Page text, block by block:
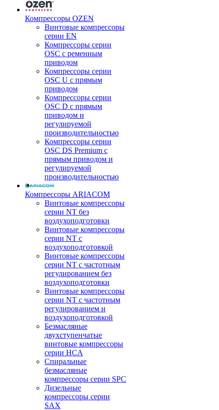
Компрессоры OZEN
Винтовые компрессоры
серии EN
Компрессоры серии
OSC с ременным
приводом
Компрессоры серии
OSC U с прямым
приводом
Компрессоры серии
OSC D с прямым
приводом и
регулируемой
производительностью
Компрессоры серии
OSC DS Premium с
прямым приводом и
регулируемой
производительностью
Компрессоры ARIACOM
Винтовые компрессоры
серии NT без
воздухоподготовки
Винтовые компрессоры
серии NT c
воздухоподготовкой
Винтовые компрессоры
серии NT с частотным
регулированием без
воздухоподготовки
Винтовые компрессоры
серии NT с частотным
регулированием и
воздухоподготовкой
Безмасляные
двухступенчатые
винтовые компрессоры
серии HCA
Спиральные
безмасляные
компрессоры серии SPC
Дизельные
компрессоры серии
SAX